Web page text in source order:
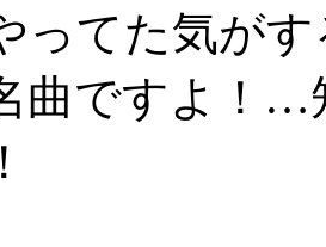
ってた気が
曲ですよ！…